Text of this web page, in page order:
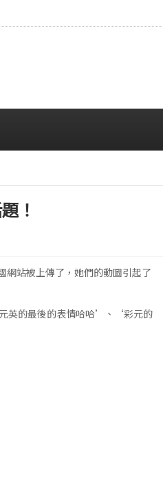
呢
！
站被上傳了，她們的動圖引起了
英的最後的表情哈哈’、‘彩元的